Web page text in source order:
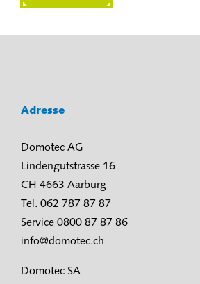
Adresse
Domotec AG
Lindengutstrasse 16
CH 4663 Aarburg
Tel. 062 787 87 87
Service 0800 87 87 86
info@domotec.ch
Domotec SA